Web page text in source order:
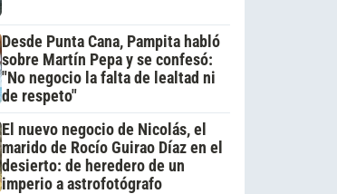
Desde Punta Cana, Pampita habló
sobre Martín Pepa y se confesó:
"No negocio la falta de lealtad ni
de respeto"
El nuevo negocio de Nicolás, el
marido de Rocío Guirao Díaz en el
desierto: de heredero de un
imperio a astrofotógrafo